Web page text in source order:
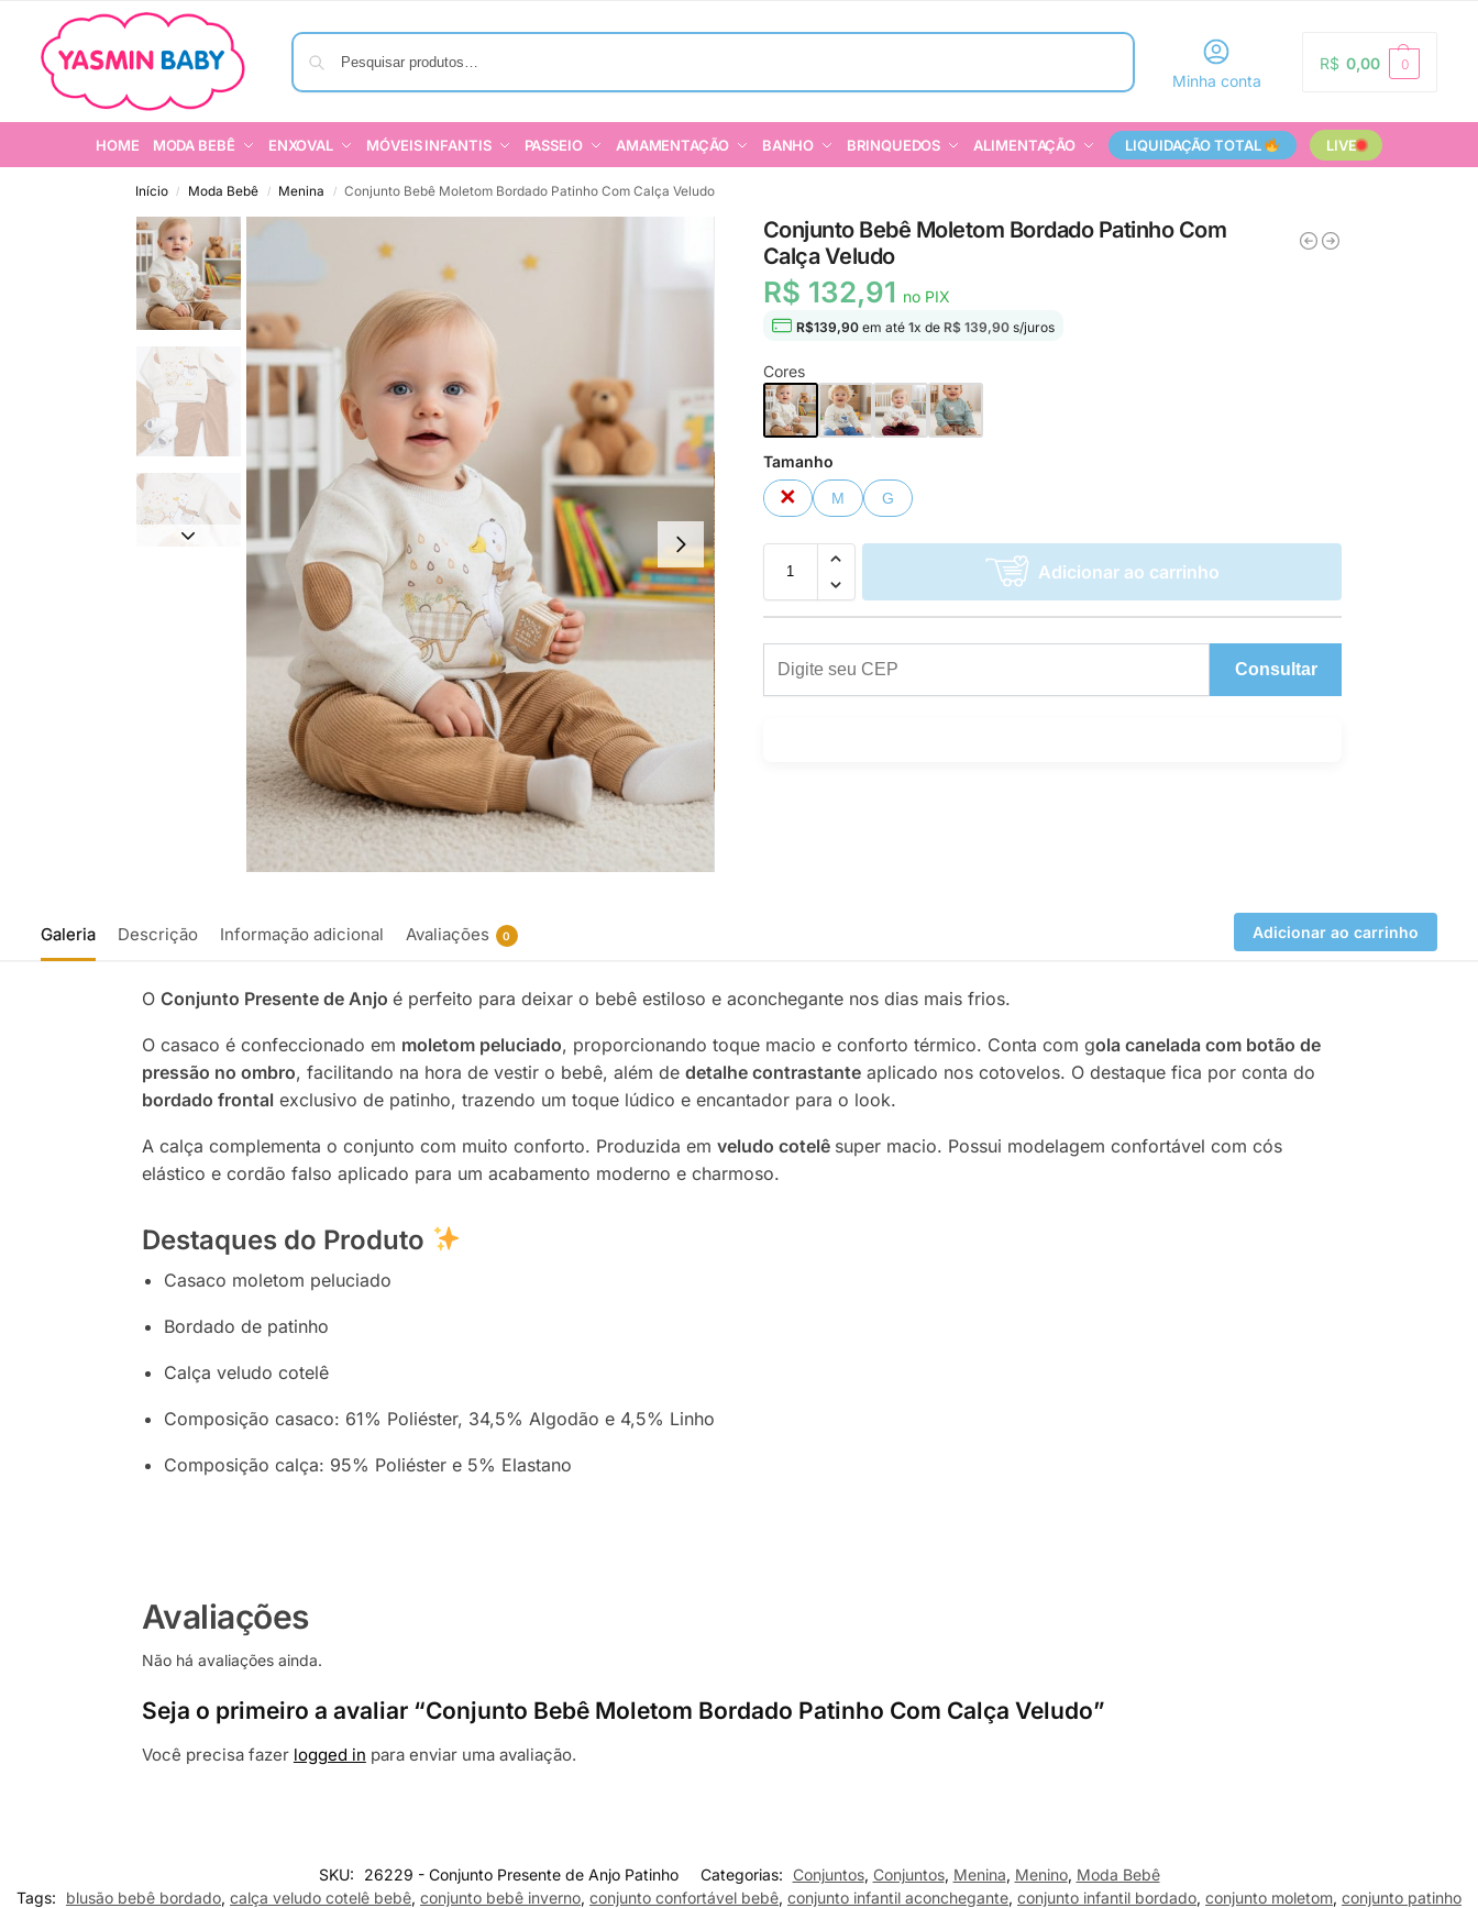
Pesquisar
Minha conta
R$ 0,00 0
HOME MODA BEBÊ ENXOVAL MÓVEIS INFANTIS PASSEIO AMAMENTAÇÃO BANHO BRINQUEDOS ALIMENTAÇÃO LIQUIDAÇÃO TOTAL LIVE
Início / Moda Bebê / Menina / Conjunto Bebê Moletom Bordado Patinho Com Calça Veludo
Conjunto Bebê Moletom Bordado Patinho Com
Calça Veludo
R$ 132,91 no PIX
R$139,90em até 1x de R$ 139,90s/juros
Cores
Tamanho
P M G
Adicionar ao carrinho
Consultar
Galeria Descrição Informação adicional Avaliações 0 Adicionar ao carrinho
O Conjunto Presente de Anjo é perfeito para deixar o bebê estiloso e aconchegante nos dias mais frios.
O casaco é confeccionado em moletom peluciado, proporcionando toque macio e conforto térmico. Conta com gola canelada com botão de
pressão no ombro, facilitando na hora de vestir o bebê, além de detalhe contrastanteaplicado nos cotovelos. O destaque fica por conta do
bordado frontal exclusivo de patinho, trazendo um toque lúdico e encantador para o look.
A calça complementa o conjunto com muito conforto. Produzida em veludo cotelê super macio. Possui modelagem confortável com cós
elástico e cordão falso aplicado para um acabamento moderno e charmoso.
Destaques do Produto
Casaco moletom peluciado
Bordado de patinho
Calça veludo cotelê
Composição casaco: 61% Poliéster, 34,5% Algodão e 4,5% Linho
Composição calça: 95% Poliéster e 5% Elastano
Avaliações
Não há avaliações ainda.
Seja o primeiro a avaliar “Conjunto Bebê Moletom Bordado Patinho Com Calça Veludo”
Você precisa fazer logged in para enviar uma avaliação.
SKU: 26229 - Conjunto Presente de Anjo Patinho Categorias: Conjuntos, Conjuntos, Menina, Menino, Moda Bebê
Tags:
blusão bebê bordado, calça veludo cotelê bebê, conjunto bebê inverno, conjunto confortável bebê, conjunto infantil aconchegante, conjunto infantil bordado, conjunto moletom, conjunto patinho